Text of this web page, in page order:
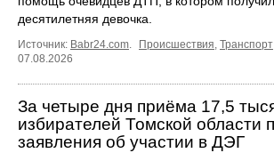
десятилетняя девочка.
Источник: Babr24.com. Происшествия, Транспорт
07.08.2026
За четыре дня приёма 17,5
избирателей Томской области
заявления об участии в ДЭГ